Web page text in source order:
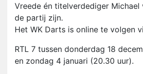
Vreede én titelverdediger Michael
de partij zijn.
Het WK Darts is online te volgen
RTL 7 tussen donderdag 18
en zondag 4 januari (20.30 uur).